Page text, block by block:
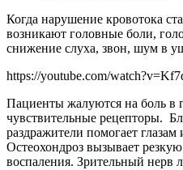
Когда нарушение кровотока
возникают головные боли,
снижение слуха, звон, шум в
https://youtube.com/
Пациенты жалуются на боль в
чувствительные рецепторы.
раздражители помогает глазам
Остеохондроз вызывает
воспаления. Зрительный нерв